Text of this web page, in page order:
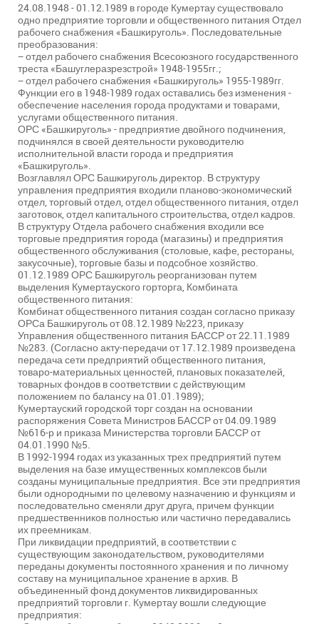
24.08.1948 - 01.12.1989 в городе Кумертау существовало
одно предприятие торговли и общественного питания Отдел
рабочего снабжения «Башкируголь». Последовательные
преобразования:
− отдел рабочего снабжения Всесоюзного государственного
треста «Башуглеразрезстрой» 1948-1955гг.;
− отдел рабочего снабжения «Башкируголь» 1955-1989гг.
Функции его в 1948-1989 годах оставались без изменения -
обеспечение населения города продуктами и товарами,
услугами общественного питания.
ОРС «Башкируголь» - предприятие двойного подчинения,
подчинялся в своей деятельности руководителю
исполнительной власти города и предприятия
«Башкируголь».
Возглавлял ОРС Башкируголь директор. В структуру
управления предприятия входили планово-экономический
отдел, торговый отдел, отдел общественного питания, отдел
заготовок, отдел капитального строительства, отдел кадров.
В структуру Отдела рабочего снабжения входили все
торговые предприятия города (магазины) и предприятия
общественного обслуживания (столовые, кафе, рестораны,
закусочные), торговые базы и подсобное хозяйство.
01.12.1989 ОРС Башкируголь реорганизован путем
выделения Кумертауского горторга, Комбината
общественного питания:
­Комбинат общественного питания создан согласно приказу
ОРСа Башкируголь от 08.12.1989 №223, приказу
Управления общественного питания БАССР от 22.11.1989
№283. (Согласно акту-передачи от 17.12.1989 произведена
передача сети предприятий общественного питания,
товаро-материальных ценностей, плановых показателей,
товарных фондов в соответствии с действующим
положением по балансу на 01.01.1989);
­Кумертауский городской торг создан на основании
распоряжения Совета Министров БАССР от 04.09.1989
№616-р и приказа Министерства торговли БАССР от
04.01.1990 №5.
В 1992-1994 годах из указанных трех предприятий путем
выделения на базе имущественных комплексов были
созданы муниципальные предприятия. Все эти предприятия
были однородными по целевому назначению и функциям и
последовательно сменяли друг друга, причем функции
предшественников полностью или частично передавались
их преемникам.
При ликвидации предприятий, в соответствии с
существующим законодательством, руководителями
переданы документы постоянного хранения и по личному
составу на муниципальное хранение в архив. В
объединенный фонд документов ликвидированных
предприятий торговли г. Кумертау вошли следующие
предприятия: